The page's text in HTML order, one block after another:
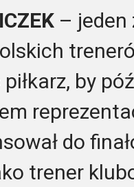
– jeden
piłkarz, by
do
trener